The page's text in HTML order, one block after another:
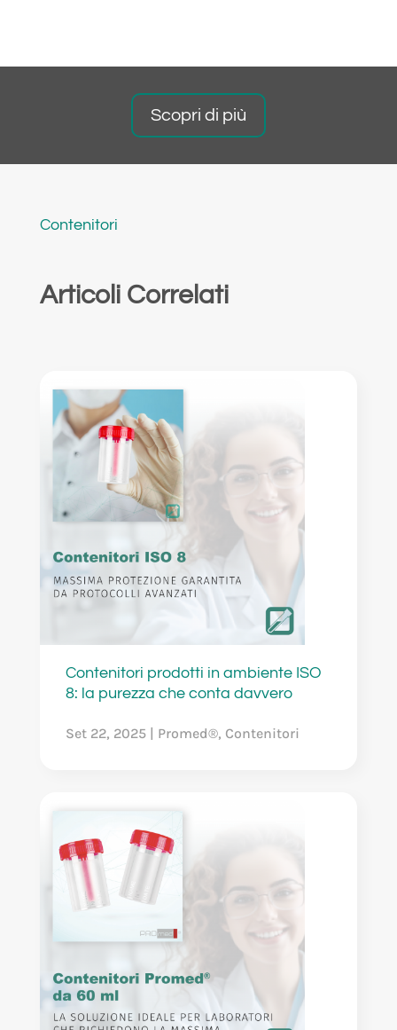
Scopri di più
Contenitori
Articoli Correlati
Contenitori prodotti in ambiente ISO
8: la purezza che conta davvero
Set 22, 2025| Promed®, Contenitori